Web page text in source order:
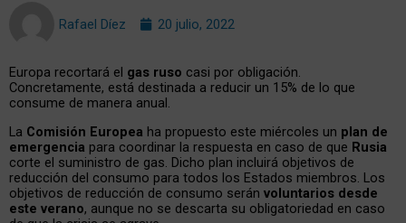
Rafael Díez 20 julio, 2022
Europa recortará el gas ruso casi por obligación.
Concretamente, está destinada a reducir un 15% de lo que
consume de manera anual.
La Comisión Europea ha propuesto este miércoles un plan de
emergencia para coordinar la respuesta en caso de que Rusia
corte el suministro de gas. Dicho plan incluirá objetivos de
reducción del consumo para todos los Estados miembros. Los
objetivos de reducción de consumo serán voluntarios desde
este verano, aunque no se descarta su obligatoriedad en caso